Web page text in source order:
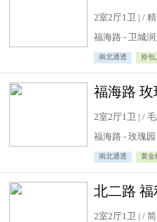
2室2厅1卫 | /
福海路 - 卫城
南北通透 拎包
福海路
2室2厅1卫 | /
福海路 - 玫瑰园
南北通透 黄金
北二路
2室2厅1卫 | /